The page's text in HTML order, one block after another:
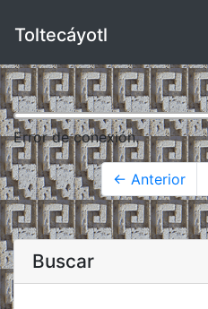
Toltecáyotl
Error de conexión.
← Anterior
Buscar